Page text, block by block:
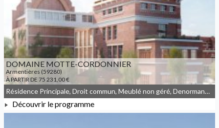
À PARTIR DE 188 643,00 €
DOMAINE MOTTE-CORDONNIER
Armentières (59280)
À PARTIR DE 75 231,00 €
Résidence Principale, Droit commun, Meublé non géré, Denormandie
Découvrir le programme